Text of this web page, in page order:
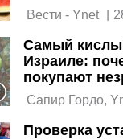
Вести - Ynet
Самый
Израиле:
покупают
сливу
Проверка